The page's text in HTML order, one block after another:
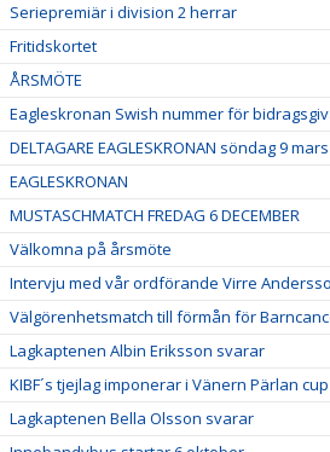
Seriepremiär i division 2 herrar
Fritidskortet
ÅRSMÖTE
Eagleskronan Swish nummer för
DELTAGARE EAGLESKRONAN söndag 9
EAGLESKRONAN
MUSTASCHMATCH FREDAG 6 DECEMBER
Välkomna på årsmöte
Intervju med vår ordförande Virre
Välgörenhetsmatch till förmån för
Lagkaptenen Albin Eriksson svarar
KIBF´s tjejlag imponerar i Vänern Pärlan cup
Lagkaptenen Bella Olsson svarar